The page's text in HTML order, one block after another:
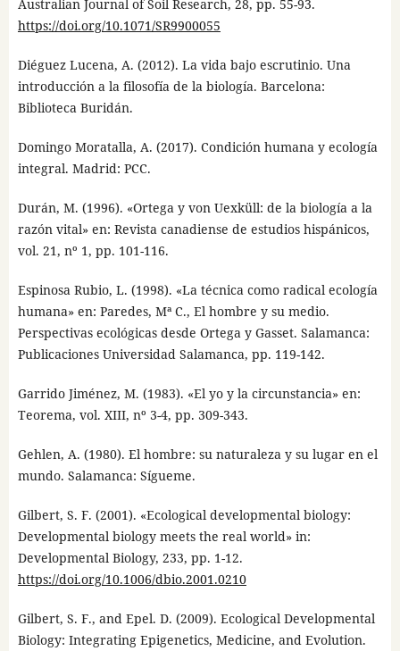
Australian Journal of Soil Research, 28, pp. 55-93.
https://doi.org/10.1071/SR9900055
Diéguez Lucena, A. (2012). La vida bajo escrutinio. Una
introducción a la filosofía de la biología. Barcelona:
Biblioteca Buridán.
Domingo Moratalla, A. (2017). Condición humana y ecología
integral. Madrid: PCC.
Durán, M. (1996). «Ortega y von Uexküll: de la biología a la
razón vital» en: Revista canadiense de estudios hispánicos,
vol. 21, nº 1, pp. 101-116.
Espinosa Rubio, L. (1998). «La técnica como radical ecología
humana» en: Paredes, Mª C., El hombre y su medio.
Perspectivas ecológicas desde Ortega y Gasset. Salamanca:
Publicaciones Universidad Salamanca, pp. 119-142.
Garrido Jiménez, M. (1983). «El yo y la circunstancia» en:
Teorema, vol. XIII, nº 3-4, pp. 309-343.
Gehlen, A. (1980). El hombre: su naturaleza y su lugar en el
mundo. Salamanca: Sígueme.
Gilbert, S. F. (2001). «Ecological developmental biology:
Developmental biology meets the real world» in:
Developmental Biology, 233, pp. 1-12.
https://doi.org/10.1006/dbio.2001.0210
Gilbert, S. F., and Epel. D. (2009). Ecological Developmental
Biology: Integrating Epigenetics, Medicine, and Evolution.